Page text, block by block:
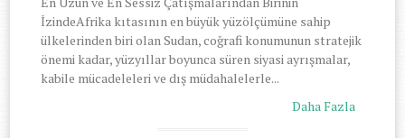
İzindeAfrika kıtasının en büyük yüzölçümüne sahip
ülkelerinden biri olan Sudan, coğrafi konumunun stratejik
önemi kadar, yüzyıllar boyunca süren siyasi ayrışmalar,
kabile mücadeleleri ve dış müdahalelerle...
Daha Fazla